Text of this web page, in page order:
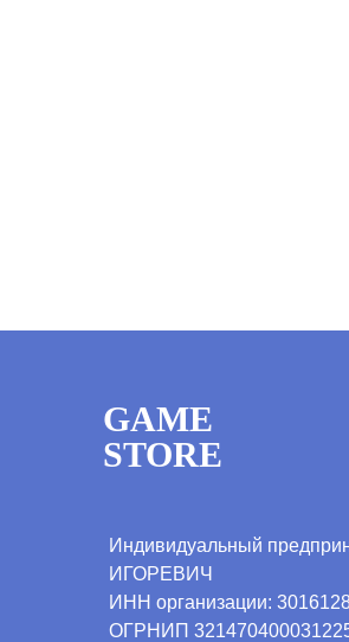
GAME
STORE
Индивидуальный
ИГОРЕВИЧ
ИНН организации:
ОГРНИП